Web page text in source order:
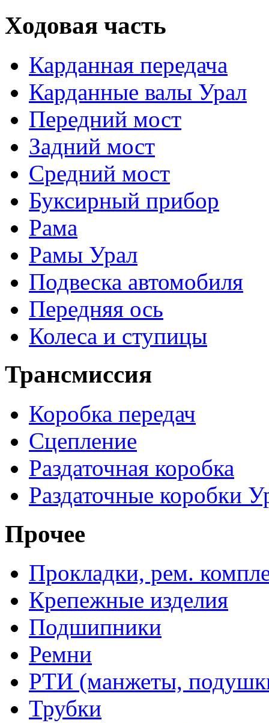
Ходовая часть
Карданная передача
Карданные валы Урал
Передний мост
Задний мост
Средний мост
Буксирный прибор
Рама
Рамы Урал
Подвеска автомобиля
Передняя ось
Колеса и ступицы
Трансмиссия
Коробка передач
Сцепление
Раздаточная коробка
Раздаточные коробки
Прочее
Прокладки, рем.
Крепежные изделия
Подшипники
Ремни
РТИ (манжеты,
Трубки